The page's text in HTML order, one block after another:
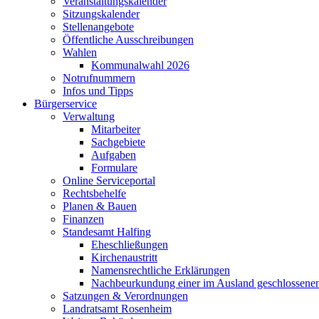
Sitzungskalender
Stellenangebote
Öffentliche Ausschreibungen
Wahlen
Kommunalwahl 2026
Notrufnummern
Infos und Tipps
Bürgerservice
Verwaltung
Mitarbeiter
Sachgebiete
Aufgaben
Formulare
Online Serviceportal
Rechtsbehelfe
Planen & Bauen
Finanzen
Standesamt Halfing
Eheschließungen
Kirchenaustritt
Namensrechtliche Erklärungen
Nachbeurkundung einer im Ausland
Satzungen & Verordnungen
Landratsamt Rosenheim